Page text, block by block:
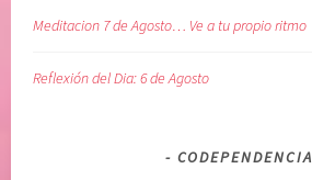
Meditacion 7 de Agosto… Ve a tu propio ritmo
Reflexión del Dia: 6 de Agosto
CODEPENDENCIA